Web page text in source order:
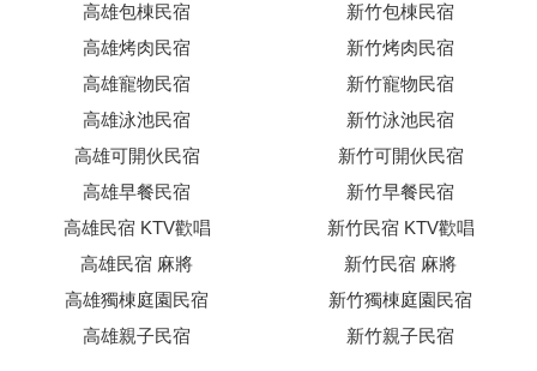
高雄包棟民宿
高雄烤肉民宿
高雄寵物民宿
高雄泳池民宿
高雄可開伙民宿
高雄早餐民宿
高雄民宿 KTV歡唱
高雄民宿 麻將
高雄獨棟庭園民宿
高雄親子民宿
新竹包棟民宿
新竹烤肉民宿
新竹寵物民宿
新竹泳池民宿
新竹可開伙民宿
新竹早餐民宿
新竹民宿 KTV歡唱
新竹民宿 麻將
新竹獨棟庭園民宿
新竹親子民宿